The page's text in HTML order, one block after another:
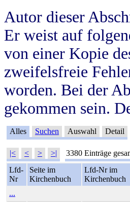
Autor dieser
Er weist auf
von einer Kopie
zweifelsfreie
worden. Bei der
gekommen sein.
Alles Suchen Auswahl Detail
|< < > >| 3380 Einträge
Lfd-
Nr
Seite im
Kirchenbuch
Lfd-Nr im
Kirchenbuch
...